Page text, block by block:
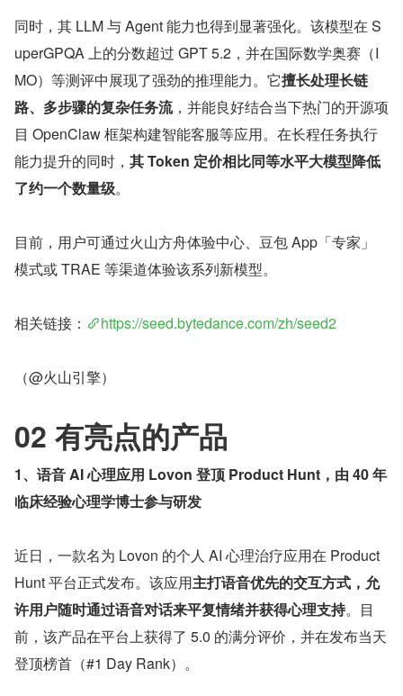
同时，其 LLM 与 Agent 能力也得到显著强化。该模型在 S
uperGPQA 上的分数超过 GPT 5.2，并在国际数学奥赛（I
MO）等测评中展现了强劲的推理能力。它擅长处理长链
路、多步骤的复杂任务流，并能良好结合当下热门的开源项
目 OpenClaw 框架构建智能客服等应用。在长程任务执行
能力提升的同时， 其 Token 定价相比同等水平大模型降低
了约一个数量级。
目前，用户可通过火山方舟体验中心、豆包 App「专家」
模式或 TRAE 等渠道体验该系列新模型。
相关链接： https://seed.bytedance.com/zh/seed2
（@火山引擎）
02 有亮点的产品
1、语音 AI 心理应用 Lovon 登顶 Product Hunt，由 40 年
临床经验心理学博士参与研发
近日，一款名为 Lovon 的个人 AI 心理治疗应用在 Product
Hunt 平台正式发布。该应用主打语音优先的交互方式，允
许用户随时通过语音对话来平复情绪并获得心理支持。目
前，该产品在平台上获得了 5.0 的满分评价，并在发布当天
登顶榜首（#1 Day Rank）。